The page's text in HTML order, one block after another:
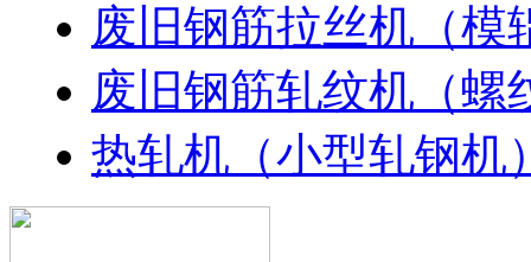
废旧钢筋拉丝机（模
废旧钢筋轧纹机（螺
热轧机（小型轧钢机